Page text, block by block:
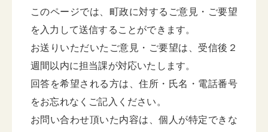
このページでは、町政に対するご意見・ご要望
を入力して送信することができます。
お送りいただいたご意見・ご要望は、受信後２
週間以内に担当課が対応いたします。
回答を希望される方は、住所・氏名・電話番号
をお忘れなくご記入ください。
お問い合わせ頂いた内容は、個人が特定できな